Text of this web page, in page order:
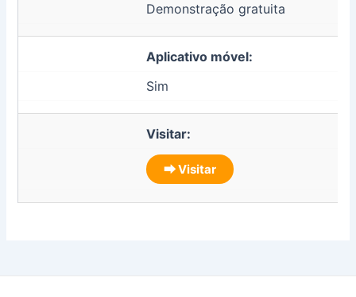
Demonstração gratuita
Aplicativo móvel:
Sim
Visitar:
⮕ Visitar